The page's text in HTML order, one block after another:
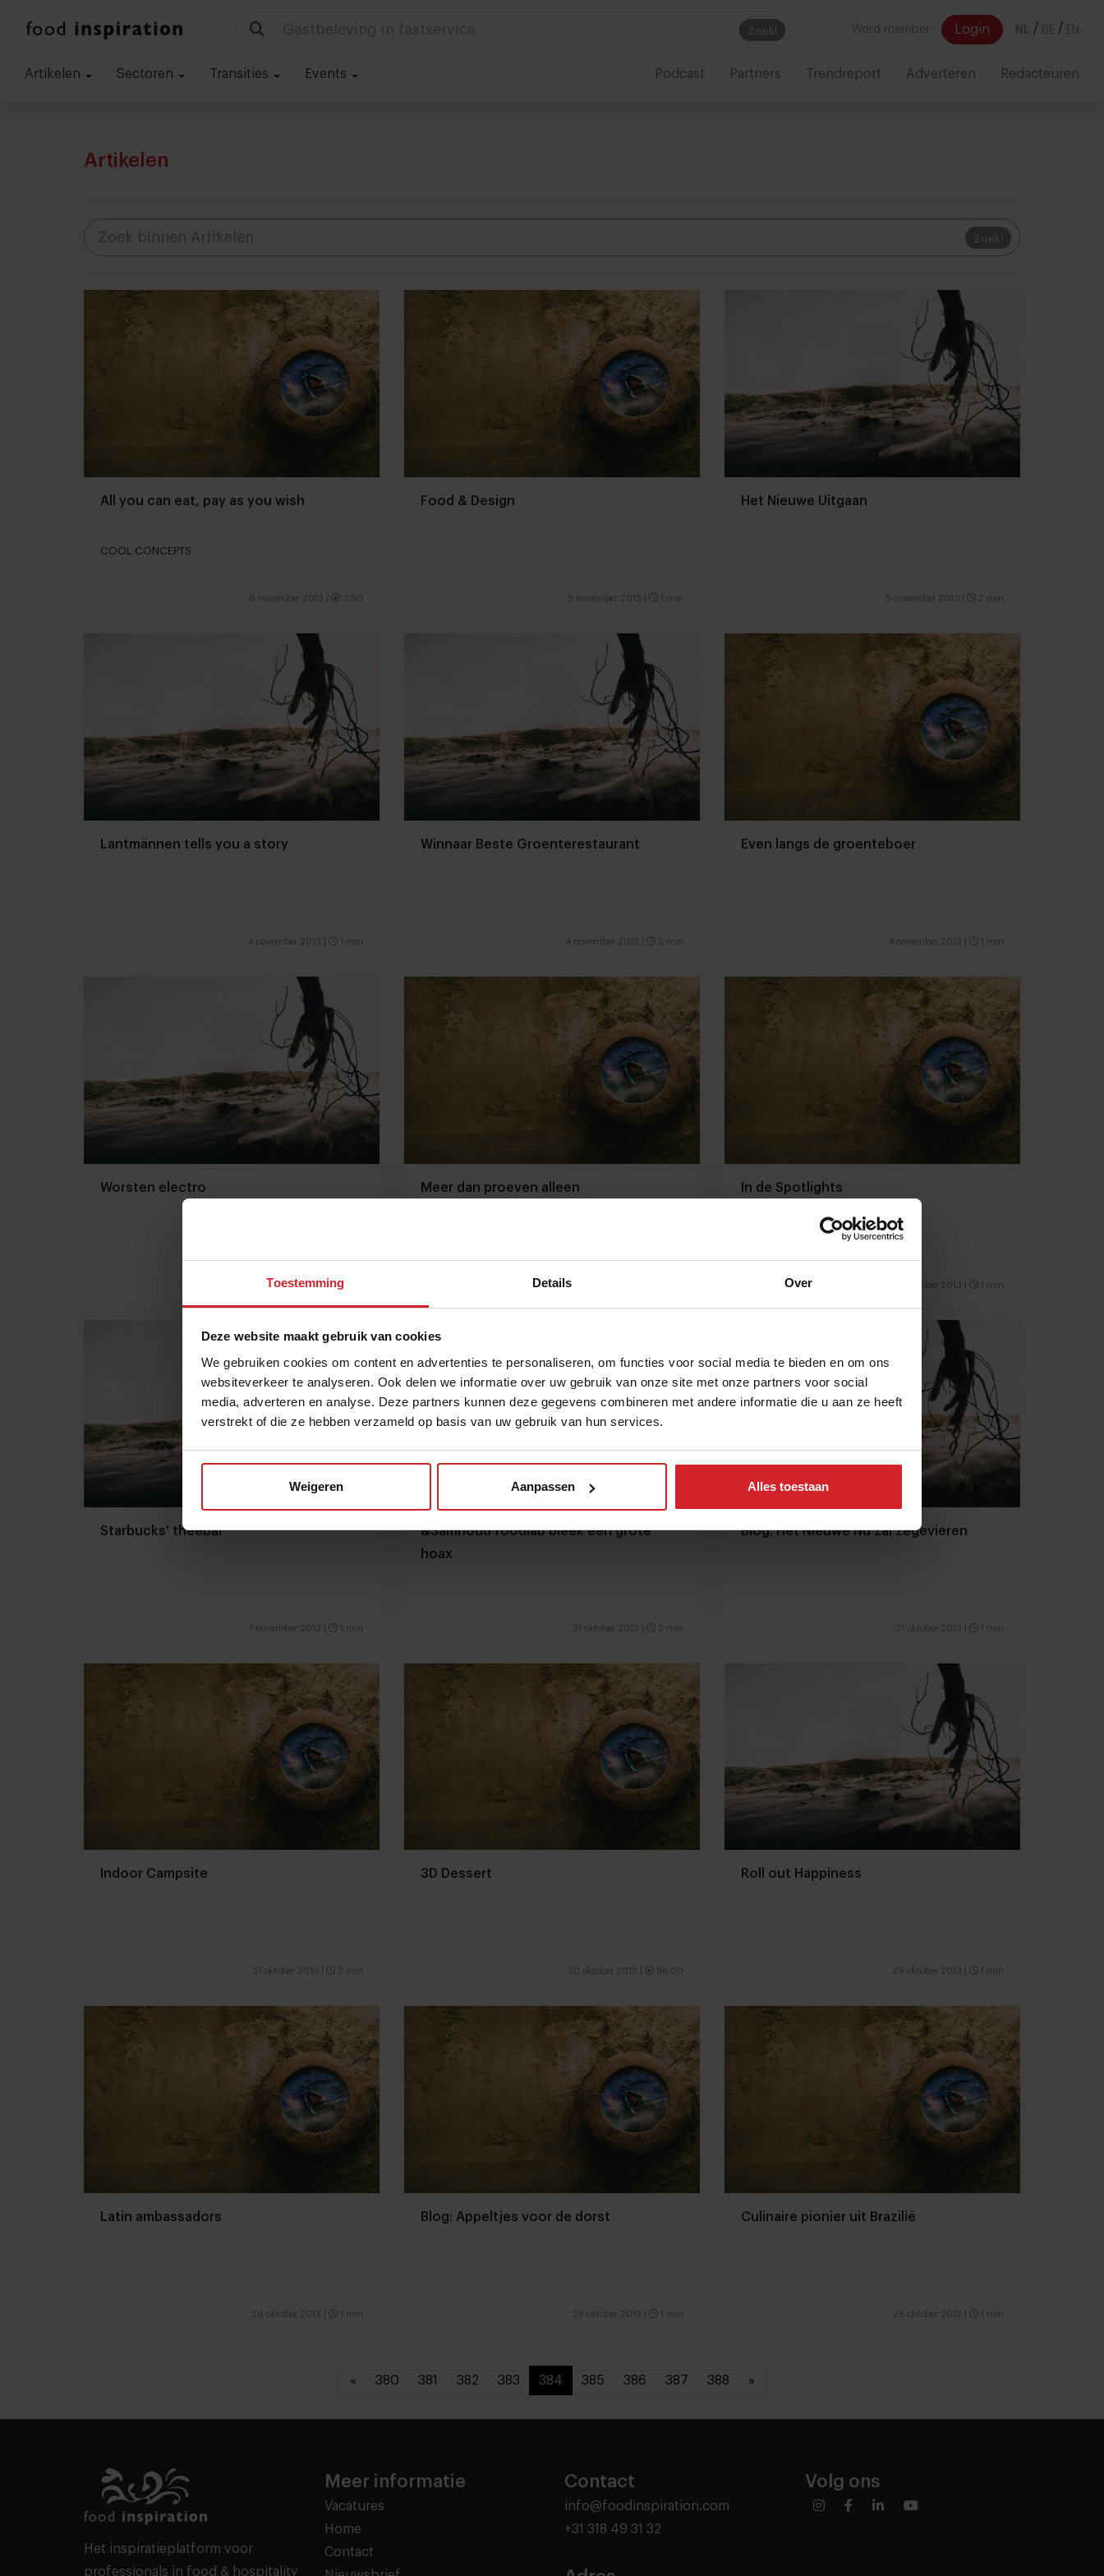
Toestemming Details Over
Deze website maakt gebruik van cookies
We gebruiken cookies om content en advertenties te personaliseren, om functies voor social media te bieden en om ons
websiteverkeer te analyseren. Ook delen we informatie over uw gebruik van onze site met onze partners voor social
media, adverteren en analyse. Deze partners kunnen deze gegevens combineren met andere informatie die u aan ze heeft
verstrekt of die ze hebben verzameld op basis van uw gebruik van hun services.
Weigeren Aanpassen Alles toestaan
Zoek!
Gastbeleving in fastservice Word member Login NL / BE / EN
Artikelen Sectoren Transities Events Podcast Partners Trendreport Adverteren Redacteuren
Artikelen
Zoek!
All you can eat, pay as you wish
COOL CONCEPTS
6 november 2013 3:50
Food & Design
5 november 2013 1 min
Het Nieuwe Uitgaan
5 november 2013 2 min
Lantmännen tells you a story
4 november 2013 1 min
Winnaar Beste Groenterestaurant
4 november 2013 2 min
Even langs de groenteboer
4 november 2013 1 min
Worsten electro
3 november 2013| 1 min
Meer dan proeven alleen
2 november 2013
In de Spotlights
1 november 2013 1 min
Starbucks' theebar
1 november 2013 1 min
&Samhoud foodlab bleek een grote
hoax
31 oktober 2013 2 min
Blog: Het Nieuwe Nu zal zegevieren
31 oktober 2013 1 min
Indoor Campsite
31 oktober 2013 2 min
3D Dessert
30 oktober 2013 58:00
Roll out Happiness
29 oktober 2013 1 min
Latin ambassadors
29 oktober 2013 1 min
Blog: Appeltjes voor de dorst
28 oktober 2013 1 min
Culinaire pionier uit Brazilië
28 oktober 2013 1 min
« 380 381 382 383 384 385 386 387 388 »
Het inspiratieplatform voor
professionals in food & hospitality
Meer informatie
Vacatures
Home
Contact
Contact
info@foodinspiration.com
+31 318 49 31 32
Volg ons